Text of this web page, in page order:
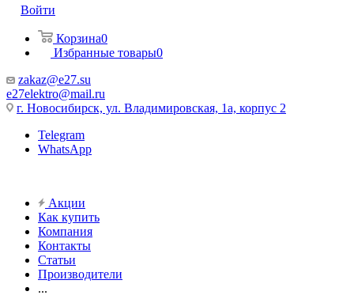
Войти
Корзина0
Избранные товары0
zakaz@e27.su
e27elektro@mail.ru
г. Новосибирск, ул. Владимировская, 1а, корпус 2
Telegram
WhatsApp
Акции
Как купить
Компания
Контакты
Статьи
Производители
...